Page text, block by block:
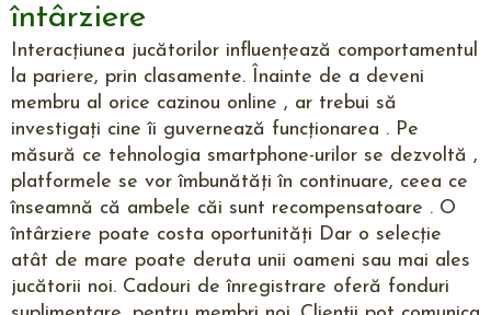
întârziere
Interacțiunea jucătorilor influențează comportamentul
la pariere, prin clasamente. Înainte de a deveni
membru al orice cazinou online , ar trebui să
investigați cine îi guvernează funcționarea . Pe
măsură ce tehnologia smartphone-urilor se dezvoltă ,
platformele se vor îmbunătăți în continuare, ceea ce
înseamnă că ambele căi sunt recompensatoare . O
întârziere poate costa oportunități Dar o selecție
atât de mare poate deruta unii oameni sau mai ales
jucătorii noi. Cadouri de înregistrare oferă fonduri